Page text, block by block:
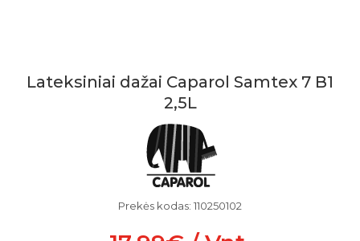
Lateksiniai dažai Caparol Samtex 7 B1
2,5L
Prekės kodas: 110250102